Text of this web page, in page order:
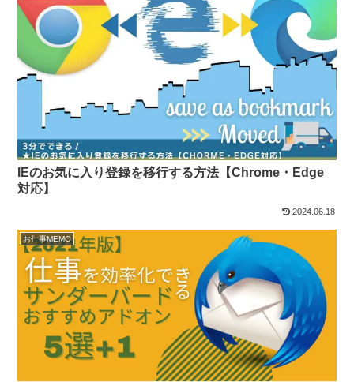
IEのお気に入り登録を移行する方法【Chrome・Edge
対応】
2024.06.18
お仕事MEMO